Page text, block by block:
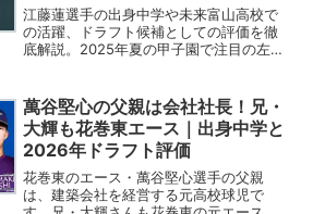
江藤蓮選手の出身中学や未来富山高校で
の活躍、ドラフト候補としての評価を徹
底解説。2025年夏の甲子園で注目の左腕
萬谷堅心の父親は会社社長！兄・
大輝も花巻東エース｜出身中学と
2026年ドラフト評価
花巻東のエース・萬谷堅心選手の父親
は、建築会社を経営する元高校球児で